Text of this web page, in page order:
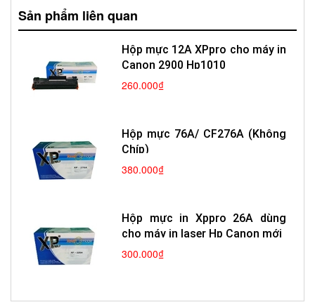
Sản phẩm liên quan
Hộp mực 12A XPpro cho máy in
Canon 2900 Hp1010
260.000₫
Hộp mực 76A/ CF276A (Không
Chíp)
380.000₫
Hộp mực in Xppro 26A dùng
cho máy in laser Hp Canon mới
300.000₫